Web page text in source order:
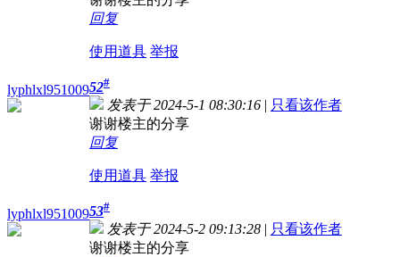
回复
使用道具 举报
lyphlxl95100952#
发表于 2024-5-1 08:30:16 | 只看该作者
谢谢楼主的分享
回复
使用道具 举报
lyphlxl95100953#
发表于 2024-5-2 09:13:28 | 只看该作者
谢谢楼主的分享